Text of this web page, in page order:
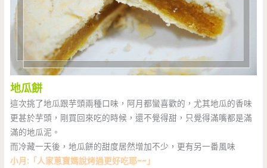
地瓜餅
這次挑了地瓜跟芋頭兩種口味，阿月都蠻喜歡的，尤其地瓜的香味
更甚於芋頭，剛買回來吃的時候，還不覺得甜，只覺得滿嘴都是滿
滿的地瓜泥。
而冷藏一天後，地瓜餅的甜度居然增加不少，更有另一番風味
小月:「人家蔥寶媽說烤過更好吃耶~~」